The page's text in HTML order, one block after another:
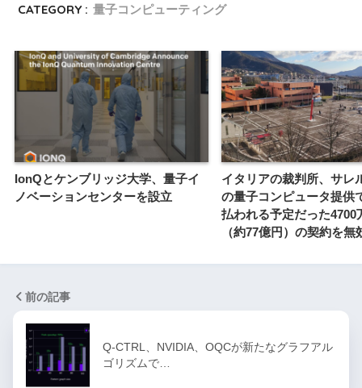
CATEGORY : 量子コンピューティング
IonQとケンブリッジ大学、量子イ
ノベーションセンターを設立
イタリアの裁判所、サレ
の量子コンピュータ提供
払われる予定だった4700
（約77億円）の契約を無
前の記事
Q-CTRL、NVIDIA、OQCが新たなグラフアル
ゴリズムで…